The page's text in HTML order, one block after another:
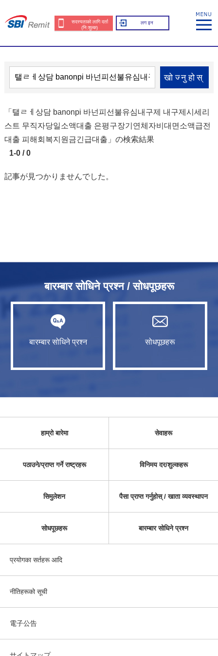
सदस्यताको लागि दर्ता
(नि:शुल्क)
लग इन
खोज्नुहोस्
「탤ㄹㅔ상담 banonpi 바넌피선불유심내구제 내구제시세리
스트 무직자당일소액대출 은평구장기연체자비대면소액급전
대출 피해회복지원금긴급대출」の検索結果
1-0 / 0
記事が見つかりませんでした。
बारम्बार सोधिने प्रश्न / सोधपूछहरू
बारम्बार सोधिने प्रश्न सोधपूछहरू
हाम्रो बारेमा सेवाहरू
पठाउने/प्राप्त गर्ने राष्ट्रहरू विनिमय दर/शुल्कहरू
सिमुलेशन पैसा प्राप्त गर्नुहोस् / खाता व्यवस्थापन
सोधपूछहरू बारम्बार सोधिने प्रश्न
प्रयोगका सर्तहरू आदि
नीतिहरूको सूची
電子公告